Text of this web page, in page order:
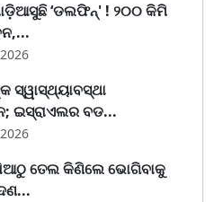
‘ଡଲଫିନ୍' ! ୨୦୦ କିମି
ସ୍ୱାସ୍ଥ୍ୟାବସ୍ଥା
ଇସ୍ରାଏଲର ବଡ...
ତେଲ କିଣିଲେ ଭୋଗିବାକୁ